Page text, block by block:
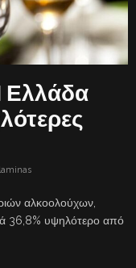
Ελλάδα
αλκοολούχων,
36,8% υψηλότερο από